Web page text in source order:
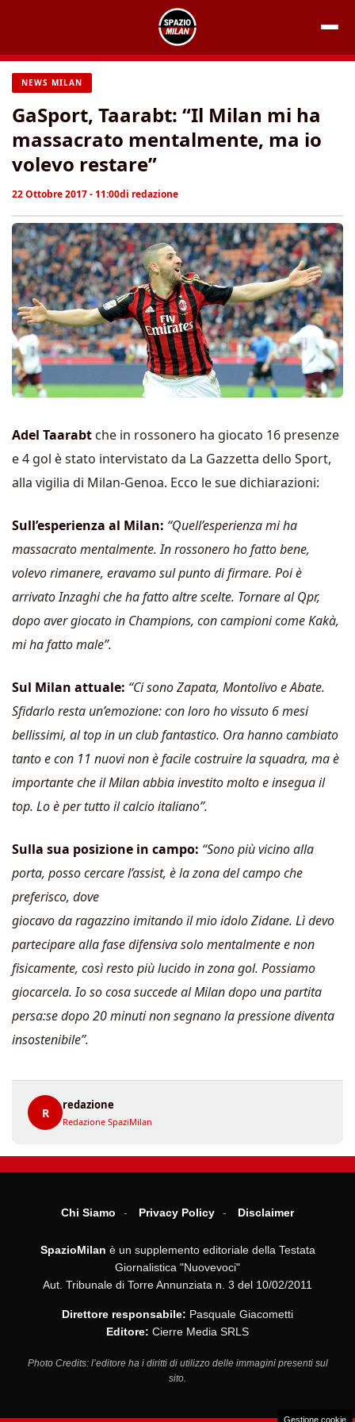
contenuto
NEWS MILAN
GaSport, Taarabt: “Il Milan mi ha
massacrato mentalmente, ma io
volevo restare”
22 Ottobre 2017 - 11:00di redazione
Adel Taarabt che in rossonero ha giocato 16 presenze
e 4 gol è stato intervistato da La Gazzetta dello Sport,
alla vigilia di Milan-Genoa. Ecco le sue dichiarazioni:
Sull’esperienza al Milan: “Quell’esperienza mi ha
massacrato mentalmente. In rossonero ho fatto bene,
volevo rimanere, eravamo sul punto di firmare. Poi è
arrivato Inzaghi che ha fatto altre scelte. Tornare al Qpr,
dopo aver giocato in Champions, con campioni come Kakà,
mi ha fatto male”.
Sul Milan attuale: “Ci sono Zapata, Montolivo e Abate.
Sfidarlo resta un’emozione: con loro ho vissuto 6 mesi
bellissimi, al top in un club fantastico. Ora hanno cambiato
tanto e con 11 nuovi non è facile costruire la squadra, ma è
importante che il Milan abbia investito molto e insegua il
top. Lo è per tutto il calcio italiano”.
Sulla sua posizione in campo: “Sono più vicino alla
porta, posso cercare l’assist, è la zona del campo che
preferisco, dove
giocavo da ragazzino imitando il mio idolo Zidane. Lì devo
partecipare alla fase difensiva solo mentalmente e non
fisicamente, così resto più lucido in zona gol. Possiamo
giocarcela. Io so cosa succede al Milan dopo una partita
persa:se dopo 20 minuti non segnano la pressione diventa
insostenibile”.
R
redazione
Redazione SpaziMilan
Chi Siamo Privacy Policy Disclaimer
SpazioMilan è un supplemento editoriale della Testata
Giornalistica "Nuovevoci"
Aut. Tribunale di Torre Annunziata n. 3 del 10/02/2011
Direttore responsabile: Pasquale Giacometti
Editore: Cierre Media SRLS
Photo Credits: l’editore ha i diritti di utilizzo delle immagini presenti sul
sito.
Gestione cookie